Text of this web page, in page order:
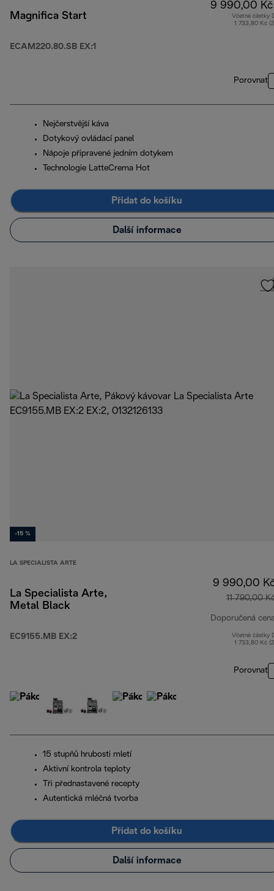
Magnifica Start
ECAM220.80.SB EX:1
9 990,00 Kč
Včetně částky
1 733,80 Kč
Porovnat
Nejčerstvější káva
Dotykový ovládací panel
Nápoje připravené jedním dotykem
Technologie LatteCrema Hot
Přidat do košíku
Další informace
-15 %
LA SPECIALISTA ARTE
La Specialista Arte,
Metal Black
EC9155.MB EX:2
9 990,00
11 790,00
Doporučená
Včetně částky
1 733,80 Kč
Porovnat
15 stupňů hrubosti mletí
Aktivní kontrola teploty
Tři přednastavené recepty
Autentická mléčná tvorba
Přidat do košíku
Další informace